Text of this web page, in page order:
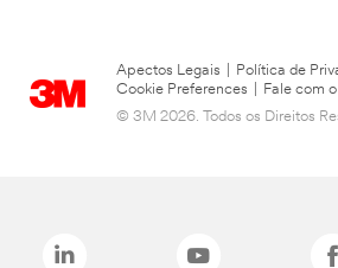
Apectos Legais Política de
Cookie Preferences
Fale com
© 3M 2026. Todos os Direitos